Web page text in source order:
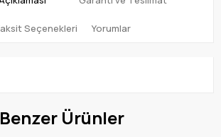
Seçenekleri Yorumlar
Benzer Ürünler